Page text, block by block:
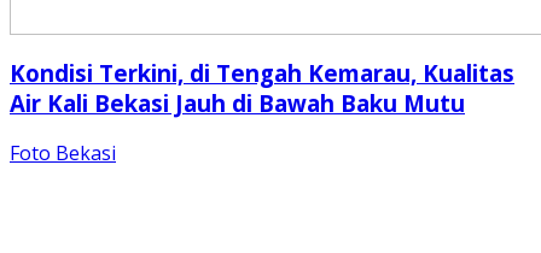
Kondisi Terkini, di Tengah Kemarau, Kualitas
Air Kali Bekasi Jauh di Bawah Baku Mutu
Foto Bekasi